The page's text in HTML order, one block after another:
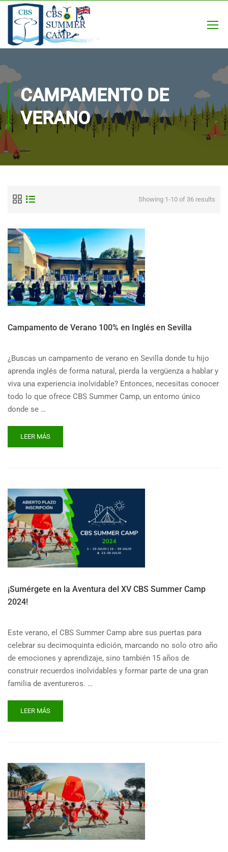
CAMPAMENTO DE
VERANO
Showing 1-10 of 36 results
Campamento de Verano 100% en Inglés en Sevilla
¿Buscas un campamento de verano en Sevilla donde tu hijo
aprenda inglés de forma natural, pierda la vergüenza a hablar y
viva una experiencia inolvidable? Entonces, necesitas conocer
todo lo que ofrece CBS Summer Camp, un entorno único
donde se …
READ
MORE
100%
EN
INGLÉS
EN
SEVILLA
LEER MÁS
¡Sumérgete en la Aventura del XV CBS Summer Camp
2024!
Este verano, el CBS Summer Camp abre sus puertas para
celebrar su decimoquinta edición, marcando no solo otro año
de emociones y aprendizaje, sino también 15 años de
construir recuerdos inolvidables y formar parte de una gran
familia de aventureros. …
READ
MORE
AVENTURA
DEL
XV
CBS
SUMMER
CAMP
2024!
LEER MÁS